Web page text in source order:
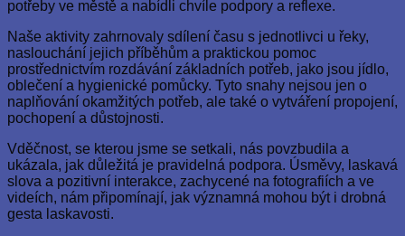
potřeby ve městě a nabídli chvíle podpory a reflexe.
Naše aktivity zahrnovaly sdílení času s jednotlivci u řeky,
naslouchání jejich příběhům a praktickou pomoc
prostřednictvím rozdávání základních potřeb, jako jsou jídlo,
oblečení a hygienické pomůcky. Tyto snahy nejsou jen o
naplňování okamžitých potřeb, ale také o vytváření propojení,
pochopení a důstojnosti.
Vděčnost, se kterou jsme se setkali, nás povzbudila a
ukázala, jak důležitá je pravidelná podpora. Úsměvy, laskavá
slova a pozitivní interakce, zachycené na fotografiích a ve
videích, nám připomínají, jak významná mohou být i drobná
gesta laskavosti.